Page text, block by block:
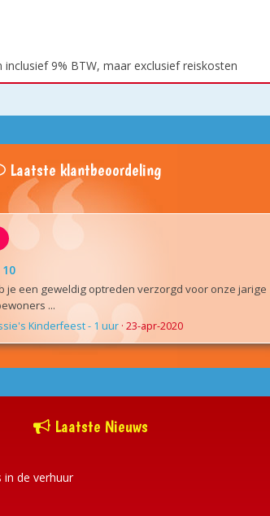
9% BTW, maar exclusief reiskosten
Laatste klantbeoordeling
je een geweldig optreden verzorgd voor onze jarige
...
Kinderfeest - 1 uur · 23-apr-2020
Laatste Nieuws
in de verhuur